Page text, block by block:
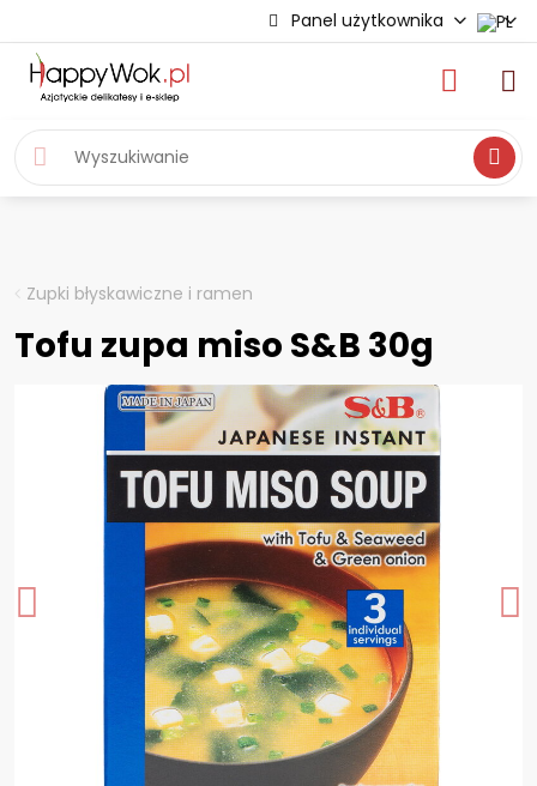
Panel użytkownika
Zupki błyskawiczne i ramen
Tofu zupa miso S&B 30g